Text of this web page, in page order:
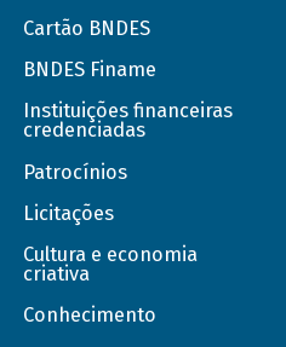
Cartão BNDES
BNDES Finame
Instituições financeiras
credenciadas
Patrocínios
Licitações
Cultura e economia
criativa
Conhecimento